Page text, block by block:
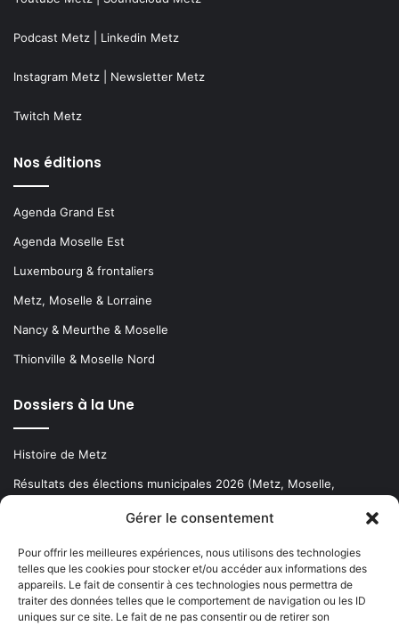
Gérer le consentement
Pour offrir les meilleures expériences, nous utilisons des technologies
telles que les cookies pour stocker et/ou accéder aux informations des
appareils. Le fait de consentir à ces technologies nous permettra de
traiter des données telles que le comportement de navigation ou les ID
uniques sur ce site. Le fait de ne pas consentir ou de retirer son
Podcast Metz Linkedin Metz
Instagram Metz Newsletter Metz
Twitch Metz
Nos éditions
Agenda Grand Est
Agenda Moselle Est
Luxembourg & frontaliers
Metz, Moselle & Lorraine
Nancy & Meurthe & Moselle
Thionville & Moselle Nord
Dossiers à la Une
Histoire de Metz
Résultats des élections municipales 2026 (Metz, Moselle,
Newsletter gratuite